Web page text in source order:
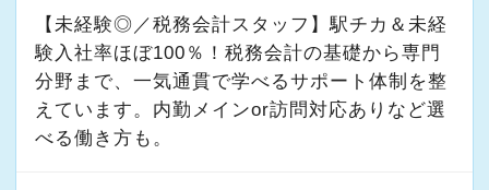
・お客様や仲間に対して誠実に対応できる方
・成長意欲を持ち、前向きにチャレンジできる
方
また、当事務所ではDX化や業務改善などにも積
【未経験◎／税務会計スタッフ】駅チカ＆未経
験入社率ほぼ100％！税務会計の基礎から専門
分野まで、一気通貫で学べるサポート体制を整
えています。内勤メインor訪問対応ありなど選
べる働き方も。